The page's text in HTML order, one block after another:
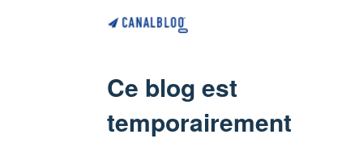
Ce blog est
temporairement